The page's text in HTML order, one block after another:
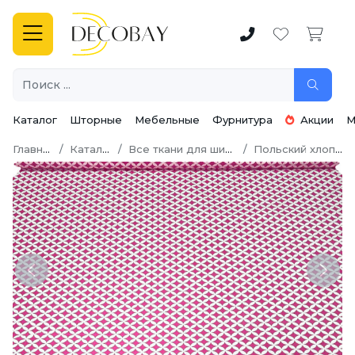
Каталог Шторные Мебельные Фурнитура Акции
Главная Каталог Все ткани для шитья Польский хлопок
Previous Next